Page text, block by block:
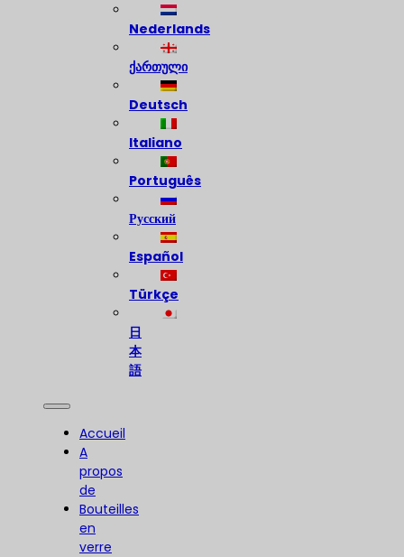
Nederlands
ქართული
Deutsch
Italiano
Português
Русский
Español
Türkçe
日
本
語
Accueil
A
propos
de
Bouteilles
en
verre